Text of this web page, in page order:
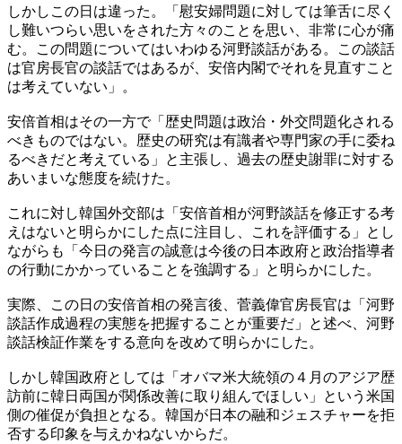
しかしこの日は違った。「慰安婦問題に対しては筆舌に尽く
し難いつらい思いをされた方々のことを思い、非常に心が痛
む。この問題についてはいわゆる河野談話がある。この談話
は官房長官の談話ではあるが、安倍内閣でそれを見直すこと
は考えていない」。
安倍首相はその一方で「歴史問題は政治・外交問題化される
べきものではない。歴史の研究は有識者や専門家の手に委ね
るべきだと考えている」と主張し、過去の歴史謝罪に対する
あいまいな態度を続けた。
これに対し韓国外交部は「安倍首相が河野談話を修正する考
えはないと明らかにした点に注目し、これを評価する」とし
ながらも「今日の発言の誠意は今後の日本政府と政治指導者
の行動にかかっていることを強調する」と明らかにした。
実際、この日の安倍首相の発言後、菅義偉官房長官は「河野
談話作成過程の実態を把握することが重要だ」と述べ、河野
談話検証作業をする意向を改めて明らかにした。
しかし韓国政府としては「オバマ米大統領の４月のアジア歴
訪前に韓日両国が関係改善に取り組んでほしい」という米国
側の催促が負担となる。韓国が日本の融和ジェスチャーを拒
否する印象を与えかねないからだ。